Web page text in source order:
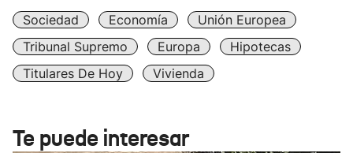
Sociedad Economía
Unión Europea
Tribunal Supremo
Europa
Hipotecas
Titulares De Hoy
Vivienda
Te puede interesar